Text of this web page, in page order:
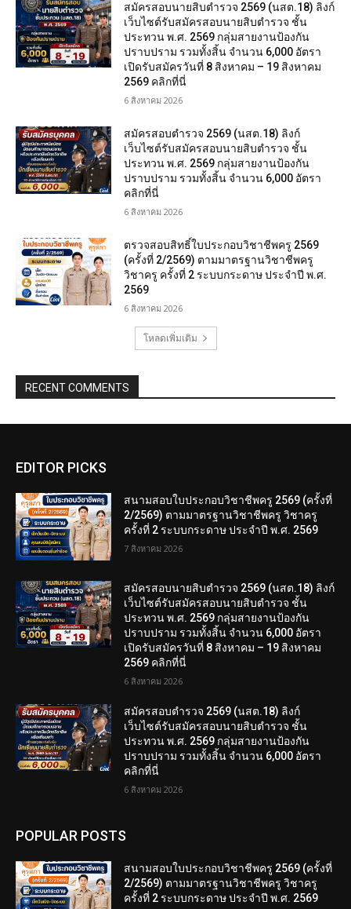
สมัครสอบนายสิบตำรวจ 2569 (นสต.18) ลิงก์
เว็บไซต์รับสมัครสอบนายสิบตำรวจ ชั้น
ประทวน พ.ศ. 2569 กลุ่มสายงานป้องกัน
ปราบปราม รวมทั้งสิ้น จำนวน 6,000 อัตรา
เปิดรับสมัครวันที่ 8 สิงหาคม – 19 สิงหาคม
2569 คลิกที่นี่
6 สิงหาคม 2026
สมัครสอบตํารวจ 2569 (นสต.18) ลิงก์
เว็บไซต์รับสมัครสอบนายสิบตำรวจ ชั้น
ประทวน พ.ศ. 2569 กลุ่มสายงานป้องกัน
ปราบปราม รวมทั้งสิ้น จำนวน 6,000 อัตรา
คลิกที่นี่
6 สิงหาคม 2026
ตรวจสอบสิทธิ์ใบประกอบวิชาชีพครู 2569
(ครั้งที่ 2/2569) ตามมาตรฐานวิชาชีพครู
วิชาครู ครั้งที่ 2 ระบบกระดาษ ประจำปี พ.ศ.
2569
6 สิงหาคม 2026
โหลดเพิ่มเติม
RECENT COMMENTS
EDITOR PICKS
สนามสอบใบประกอบวิชาชีพครู 2569 (ครั้งที่
2/2569) ตามมาตรฐานวิชาชีพครู วิชาครู
ครั้งที่ 2 ระบบกระดาษ ประจำปี พ.ศ. 2569
7 สิงหาคม 2026
สมัครสอบนายสิบตำรวจ 2569 (นสต.18) ลิงก์
เว็บไซต์รับสมัครสอบนายสิบตำรวจ ชั้น
ประทวน พ.ศ. 2569 กลุ่มสายงานป้องกัน
ปราบปราม รวมทั้งสิ้น จำนวน 6,000 อัตรา
เปิดรับสมัครวันที่ 8 สิงหาคม – 19 สิงหาคม
2569 คลิกที่นี่
6 สิงหาคม 2026
สมัครสอบตํารวจ 2569 (นสต.18) ลิงก์
เว็บไซต์รับสมัครสอบนายสิบตำรวจ ชั้น
ประทวน พ.ศ. 2569 กลุ่มสายงานป้องกัน
ปราบปราม รวมทั้งสิ้น จำนวน 6,000 อัตรา
คลิกที่นี่
6 สิงหาคม 2026
POPULAR POSTS
สนามสอบใบประกอบวิชาชีพครู 2569 (ครั้งที่
2/2569) ตามมาตรฐานวิชาชีพครู วิชาครู
ครั้งที่ 2 ระบบกระดาษ ประจำปี พ.ศ. 2569